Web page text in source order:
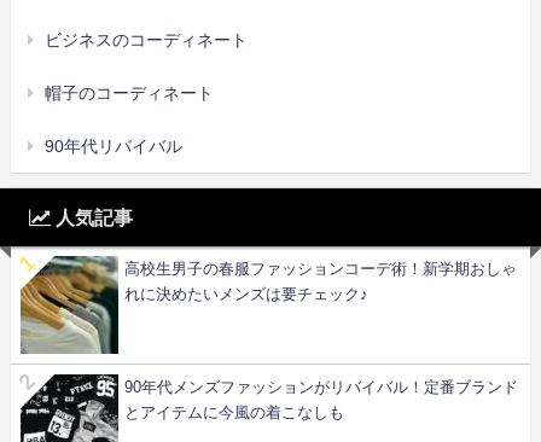
ビジネスのコーディネート
帽子のコーディネート
90年代リバイバル
人気記事
高校生男子の春服ファッションコーデ術！新学期おしゃ
れに決めたいメンズは要チェック♪
90年代メンズファッションがリバイバル！定番ブランド
とアイテムに今風の着こなしも